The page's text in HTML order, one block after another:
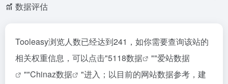
数据评估
Tooleasy浏览人数已经达到241，如你需要查询该站的
相关权重信息，可以点击"5118数据 ""爱站数据
""Chinaz数据
"进入；以目前的网站数据参考，建